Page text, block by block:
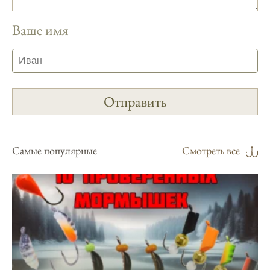
предоставляет подробные сведения о
рыбы.
условия и фазы луны, что делает его
надежным.
Я регулярно проверяю прогноз клева на
выбирать лучшие дни для рыбалки в
Москве и области.
С приложением можно получить прогноз
клева на ближайшие сутки.
Узнайте, какие факторы влияют на
активность рыбы и как их учитывать в
Ваше имя
Самые популярные Смотреть все